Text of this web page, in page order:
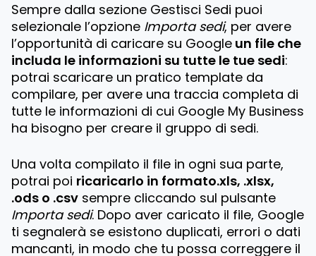
Sempre dalla sezione Gestisci Sedi puoi
selezionale l’opzione Importa sedi, per avere
l’opportunità di caricare su Google un file che
includa le informazioni su tutte le tue sedi:
potrai scaricare un pratico template da
compilare, per avere una traccia completa di
tutte le informazioni di cui Google My Business
ha bisogno per creare il gruppo di sedi.
Una volta compilato il file in ogni sua parte,
potrai poi ricaricarlo in formato.xls, .xlsx,
.ods o .csv sempre cliccando sul pulsante
Importa sedi. Dopo aver caricato il file, Google
ti segnalerà se esistono duplicati, errori o dati
mancanti, in modo che tu possa correggere il